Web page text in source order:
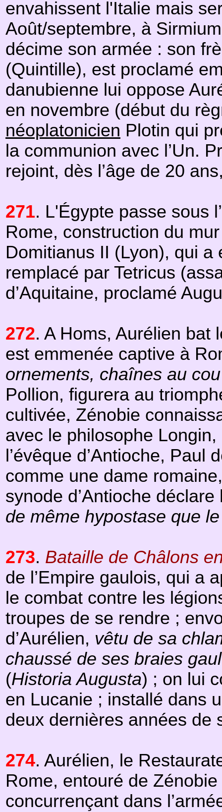
envahissent l'Italie mais
Août/septembre, à
décime son armée : son
(Quintille), est proclamé
danubienne lui oppose
en novembre (début du
néoplatonicien Plotin qui
la communion avec l’Un.
rejoint, dès l’âge de 20
271. L'Égypte passe sous
Rome, construction du
Domitianus II (Lyon), qui
remplacé par Tetricus
d’Aquitaine, proclamé
272. A Homs, Aurélien bat
est emmenée captive à
ornements, chaînes au
Pollion, figurera au
cultivée, Zénobie
avec le philosophe
l’évêque d’Antioche,
comme une dame
synode d’Antioche
de même hypostase que
273. Bataille de Châlons
de l’Empire gaulois, qui a
le combat contre les
troupes de se rendre ;
d’Aurélien, vêtu de sa
chaussé de ses braies
(Historia Augusta) ; on lui
en Lucanie ; installé dans
deux dernières années de
274. Aurélien, le
Rome, entouré de
concurrençant dans